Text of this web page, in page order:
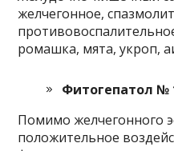
желчегонное,
ромашка, мята, укроп,
Фитогепатол №
Помимо желчегонного
положительное